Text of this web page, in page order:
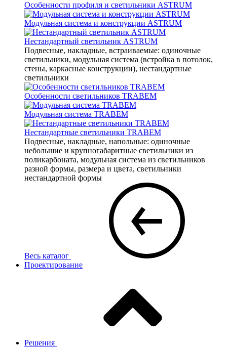
Особенности профиля и светильники ASTRUM
Модульная система и конструкции ASTRUM
Нестандартный светильник ASTRUM
Подвесные, накладные, встраиваемые: одиночные
светильники, модульная система (встройка в потолок,
стены, каркасные конструкции), нестандартные
светильники
Особенности светильников TRABEM
Модульная система TRABEM
Нестандартные светильники TRABEM
Подвесные, накладные, напольные: одиночные
небольшие и крупногабаритные светильники из
поликарбоната, модульная система из светильников
разной формы, размера и цвета, светильники
нестандартной формы
Весь каталог
Проектирование
Решения